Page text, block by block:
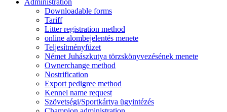
Administration
Downloadable forms
Tariff
Litter registration method
online alombejelentés menete
Teljesítményfüzet
Német Juhászkutya törzskönyvezésének menete
Ownerchange method
Nostrification
Export pedigree method
Kennel name request
Szövetségi/Sportkártya ügyintézés